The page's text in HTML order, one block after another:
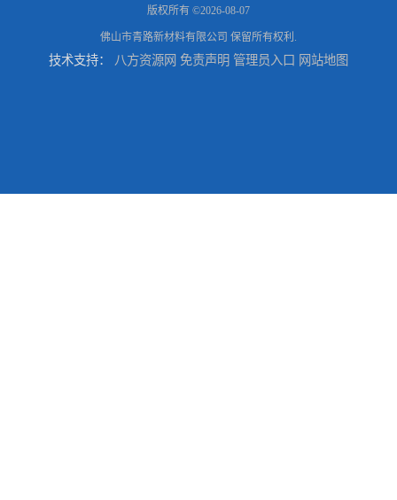
版权所有 ©2026-08-07
佛山市青路新材料有限公司 保留所有权利.
技术支持： 八方资源网 免责声明 管理员入口 网站地图